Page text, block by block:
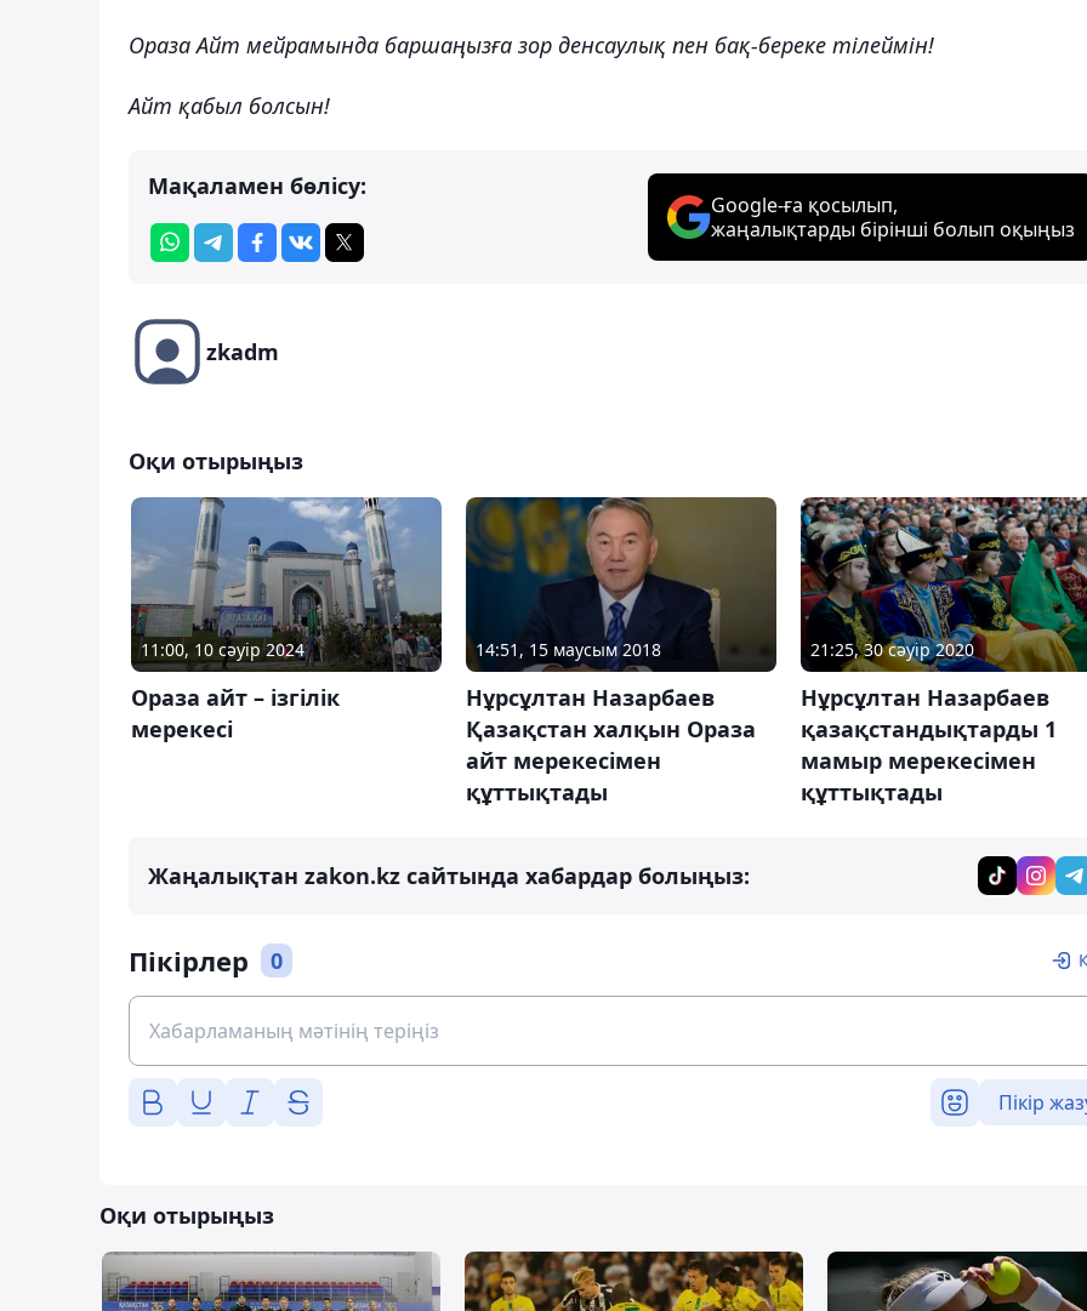
Ораза Айт мейрамында баршаңызға зор денсаулық пен бақ-береке тілеймін!
Айт қабыл болсын!
Мақаламен бөлісу:
Google-ға қосылып,
жаңалықтарды бірінші болып оқыңыз
zkadm
Оқи отырыңыз
11:00, 10 сәуір 2024
Ораза айт – ізгілік
мерекесі
14:51, 15 маусым 2018
Нұрсұлтан Назарбаев
Қазақстан халқын Ораза
айт мерекесімен
құттықтады
21:25, 30 сәуір 2020
Нұрсұлтан Назарбаев
қазақстандықтарды 1
мамыр мерекесімен
құттықтады
Жаңалықтан zakon.kz сайтында хабардар болыңыз:
Пікірлер 0
Пікір
Оқи отырыңыз